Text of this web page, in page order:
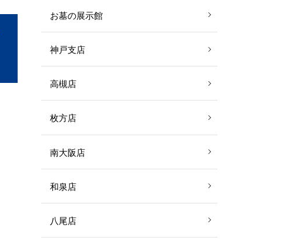
お墓の展示館
神戸支店
高槻店
枚方店
南大阪店
和泉店
八尾店